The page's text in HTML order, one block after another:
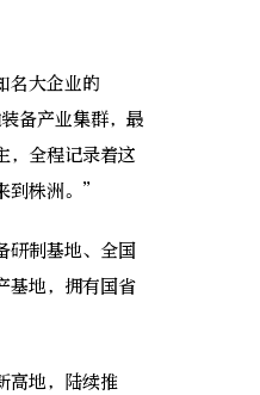
名大企业的
备产业集群，最
，全程记录着这
到株洲。”
研制基地、全国
基地，拥有国省
地，陆续推